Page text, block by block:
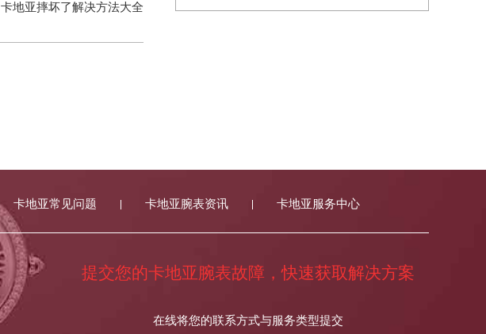
卡地亚摔坏了解决方法大全
卡地亚常见问题 卡地亚腕表资讯 卡地亚服务中心
提交您的卡地亚腕表故障，快速获取解决方案
在线将您的联系方式与服务类型提交